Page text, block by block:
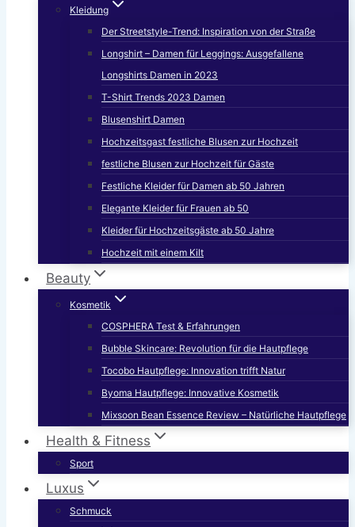
Kleidung
Der Streetstyle-Trend: Inspiration von der Straße
Longshirt – Damen für Leggings: Ausgefallene
Longshirts Damen in 2023
T-Shirt Trends 2023 Damen
Blusenshirt Damen
Hochzeitsgast festliche Blusen zur Hochzeit
festliche Blusen zur Hochzeit für Gäste
Festliche Kleider für Damen ab 50 Jahren
Elegante Kleider für Frauen ab 50
Kleider für Hochzeitsgäste ab 50 Jahre
Hochzeit mit einem Kilt
Beauty
Kosmetik
COSPHERA Test & Erfahrungen
Bubble Skincare: Revolution für die Hautpflege
Tocobo Hautpflege: Innovation trifft Natur
Byoma Hautpflege: Innovative Kosmetik
Mixsoon Bean Essence Review – Natürliche Hautpflege
Health & Fitness
Sport
Luxus
Schmuck